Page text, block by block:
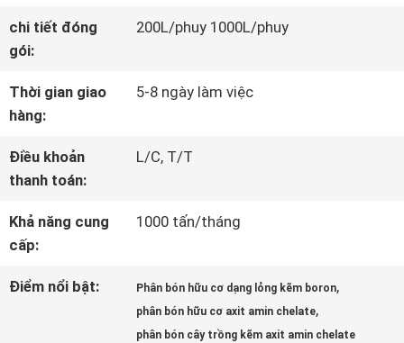
TÔI
THAM
QUAN
NHÀ
KIỂM
chi tiết đóng
gói:
200L/phuy 1000L/phuy
Thời gian giao
hàng:
5-8 ngày làm việc
Điều khoản
thanh toán:
L/C, T/T
Khả năng cung
cấp:
1000 tấn/tháng
Điểm nổi bật: Phân bón hữu cơ dạng lỏng kẽm boron,
phân bón hữu cơ axit amin chelate,
phân bón cây trồng kẽm axit amin chelate